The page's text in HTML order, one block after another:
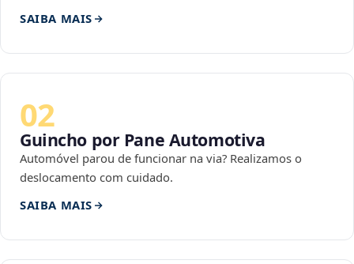
SAIBA MAIS
02
Guincho por Pane Automotiva
Automóvel parou de funcionar na via? Realizamos o
deslocamento com cuidado.
SAIBA MAIS